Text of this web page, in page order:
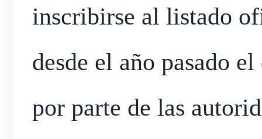
inscribirse al listado
desde el año pasado
por parte de las